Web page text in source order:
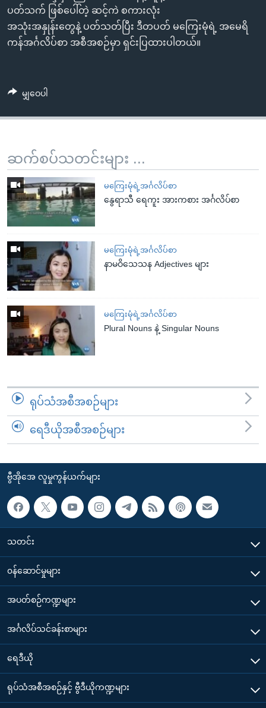
ရန်
ရှာဖွေ
ရန်
ကျော်
ဘာသာစကားများ
ပတ်သက် ဖြစ်ပေါ်တဲ့ ဆင့်ကဲ စကားလုံး
အသုံးအနှုန်းတွေနဲ့ ပတ်သတ်ပြီး ဒီတပတ် မကြေးမုံရဲ့ အမေရိ
ကန်အင်္ဂလိပ်စာ အစီအစဉ်မှာ ရှင်းပြထားပါတယ်။
မျှဝေပါ
ဆက်စပ်သတင်းများ ...
မကြေးမုံရဲ့အင်္ဂလိပ်စာ
နွေရာသီ ရေကူး အားကစား အင်္ဂလိပ်စာ
မကြေးမုံရဲ့အင်္ဂလိပ်စာ
နာမဝိသေသန Adjectives များ
မကြေးမုံရဲ့အင်္ဂလိပ်စာ
Plural Nouns နဲ့ Singular Nouns
ရုပ်သံအစီအစဉ်များ
ရေဒီယိုအစီအစဉ်များ
ဗွီအိုအေ လူမှုကွန်ယက်များ
သတင်း
၀န်ဆောင်မှုများ
အပတ်စဉ်ကဏ္ဍများ
အင်္ဂလိပ်သင်ခန်းစာများ
ရေဒီယို
ရုပ်သံအစီအစဉ်နှင့် ဗွီဒီယိုကဏ္ဍများ